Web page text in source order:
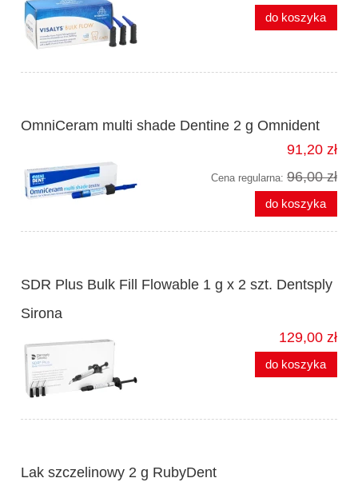
do koszyka
OmniCeram multi shade Dentine 2 g Omnident
91,20 zł
Cena regularna: 96,00 zł
do koszyka
SDR Plus Bulk Fill Flowable 1 g x 2 szt. Dentsply
Sirona
129,00 zł
do koszyka
Lak szczelinowy 2 g RubyDent